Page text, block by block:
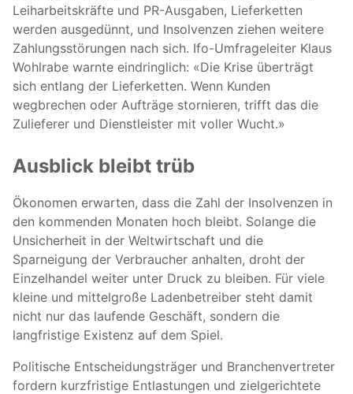
Leiharbeitskräfte und PR-Ausgaben, Lieferketten
werden ausgedünnt, und Insolvenzen ziehen weitere
Zahlungsstörungen nach sich. Ifo-Umfrageleiter Klaus
Wohlrabe warnte eindringlich: «Die Krise überträgt
sich entlang der Lieferketten. Wenn Kunden
wegbrechen oder Aufträge stornieren, trifft das die
Zulieferer und Dienstleister mit voller Wucht.»
Ausblick bleibt trüb
Ökonomen erwarten, dass die Zahl der Insolvenzen in
den kommenden Monaten hoch bleibt. Solange die
Unsicherheit in der Weltwirtschaft und die
Sparneigung der Verbraucher anhalten, droht der
Einzelhandel weiter unter Druck zu bleiben. Für viele
kleine und mittelgroße Ladenbetreiber steht damit
nicht nur das laufende Geschäft, sondern die
langfristige Existenz auf dem Spiel.
Politische Entscheidungsträger und Branchenvertreter
fordern kurzfristige Entlastungen und zielgerichtete